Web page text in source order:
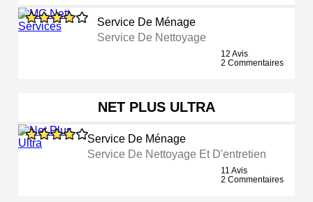
Service De Ménage
Service De Nettoyage
12 Avis
2 Commentaires
NET PLUS ULTRA
Service De Ménage
Service De Nettoyage Et D'entretien
11 Avis
2 Commentaires